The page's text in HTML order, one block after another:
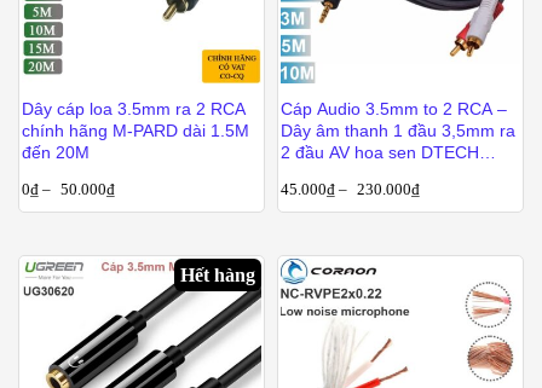
Dây cáp loa 3.5mm ra 2 RCA
chính hãng M-PARD dài 1.5M
đến 20M
0₫ – 50.000₫
Cáp Audio 3.5mm to 2 RCA –
Dây âm thanh 1 đầu 3,5mm ra
2 đầu AV hoa sen DTECH
45.000₫ – 230.000₫
Hết hàng